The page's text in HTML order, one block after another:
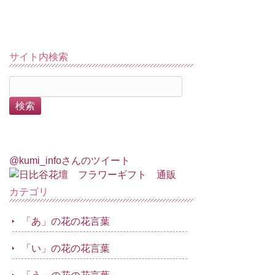
サイト内検索
@kumi_infoさんのツイート
カテゴリ
「あ」の花の花言葉
「い」の花の花言葉